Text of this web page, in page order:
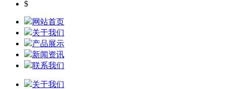
$
网站首页
关于我们
产品展示
新闻资讯
联系我们
关于我们